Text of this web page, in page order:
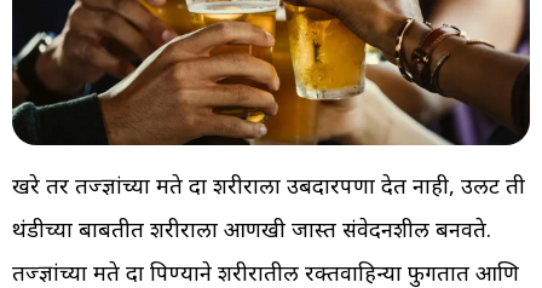
खरे तर तज्ज्ञांच्या मते दारू शरीराला उबदारपणा देत नाही, उलट ती
थंडीच्या बाबतीत शरीराला आणखी जास्त संवेदनशील बनवते.
तज्ज्ञांच्या मते दारू पिण्याने शरीरातील रक्तवाहिन्या फुगतात आणि